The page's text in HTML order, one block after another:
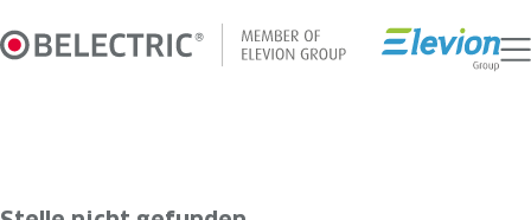
Inhalt
springen